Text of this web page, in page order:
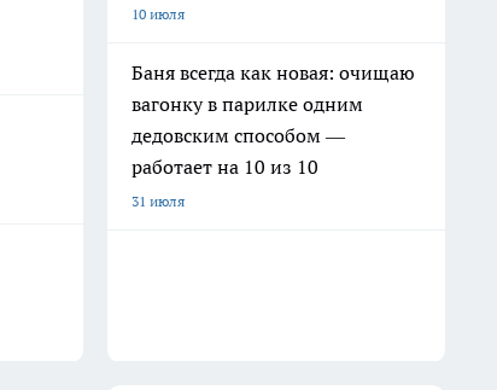
10 июля
Баня всегда как новая: очищаю
вагонку в парилке одним
дедовским способом —
работает на 10 из 10
31 июля